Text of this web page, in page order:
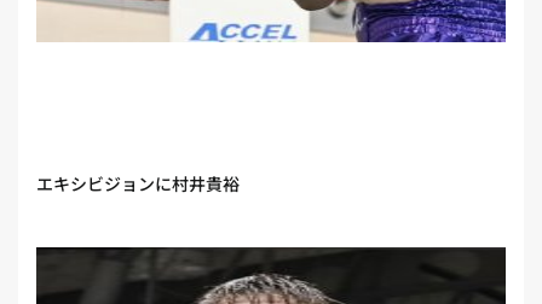
エキシビジョンに村井貴裕